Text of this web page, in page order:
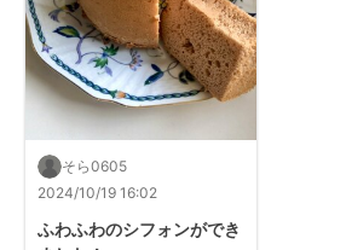
そら0605
2024/10/19 16:02
ふわふわのシフォンができ